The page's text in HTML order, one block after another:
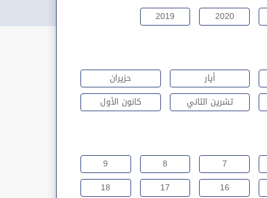
2020
2019
أيار
حزيران
تشرين الثاني كانون الأول
7
8
9
16
17
18